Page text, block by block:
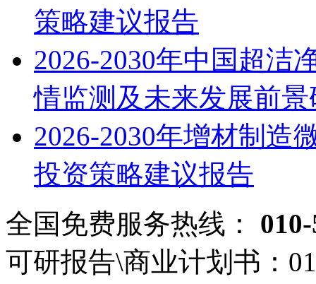
策略建议报告
2026-2030年中国超洁
情监测及未来发展前
2026-2030年增材制造
投资策略建议报告
全国免费服务热线：
可研报告\商业计划书：